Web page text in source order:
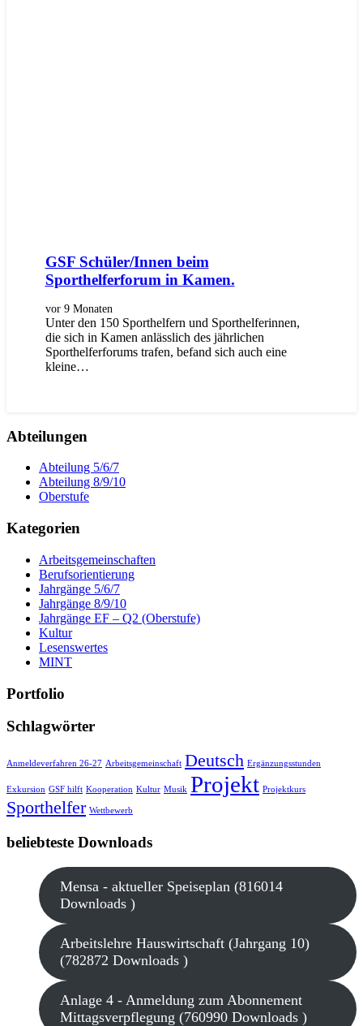
GSF Schüler/Innen beim
Sporthelferforum in Kamen.
vor 9 Monaten
Unter den 150 Sporthelfern und Sporthelferinnen,
die sich in Kamen anlässlich des jährlichen
Sporthelferforums trafen, befand sich auch eine
kleine…
Abteilungen
Abteilung 5/6/7
Abteilung 8/9/10
Oberstufe
Kategorien
Arbeitsgemeinschaften
Berufsorientierung
Jahrgänge 5/6/7
Jahrgänge 8/9/10
Jahrgänge EF – Q2 (Oberstufe)
Kultur
Lesenswertes
MINT
Portfolio
Schlagwörter
Anmeldeverfahren 26-27 Arbeitsgemeinschaft Deutsch Ergänzungsstunden
Exkursion GSF hilft Kooperation Kultur Musik Projekt Projektkurs
Sporthelfer Wettbewerb
beliebteste Downloads
Mensa - aktueller Speiseplan (816014
Downloads )
Arbeitslehre Hauswirtschaft (Jahrgang 10)
(782872 Downloads )
Anlage 4 - Anmeldung zum Abonnement
Mittagsverpflegung (760990 Downloads )